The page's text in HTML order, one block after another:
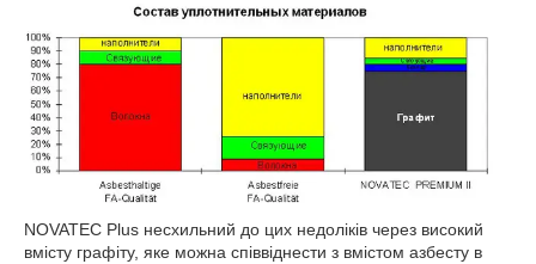
NOVATEC Plus несхильний до цих недоліків через високий
вмісту графіту, яке можна співвіднести з вмістом азбесту в